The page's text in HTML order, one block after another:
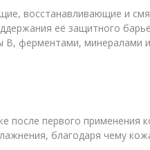
восстанавливающие и
её защитного
B, ферментами, минералами
после первого применения
благодаря чему